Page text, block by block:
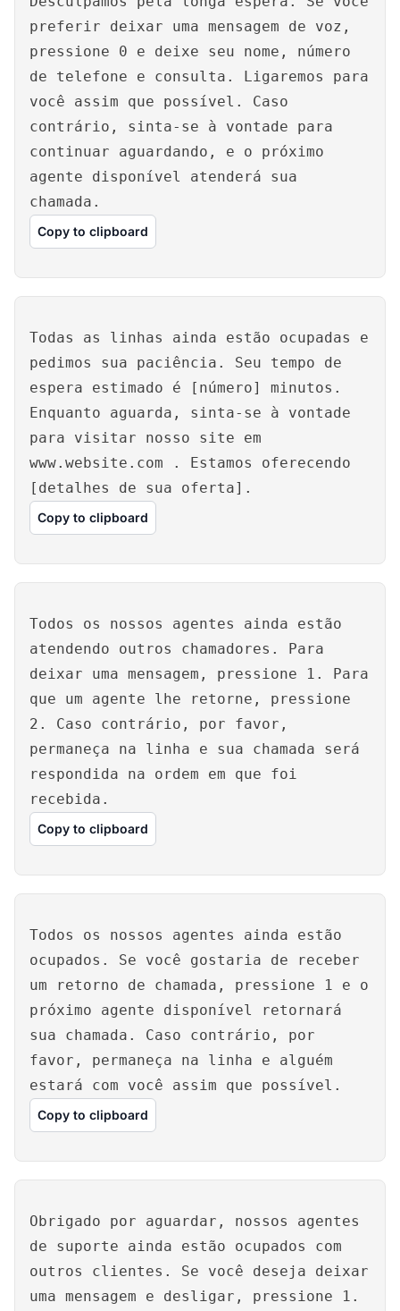
preferir deixar uma mensagem de voz,
pressione 0 e deixe seu nome, número
de telefone e consulta. Ligaremos para
você assim que possível. Caso
contrário, sinta-se à vontade para
continuar aguardando, e o próximo
agente disponível atenderá sua
chamada.
Copy to clipboard
Todas as linhas ainda estão ocupadas e
pedimos sua paciência. Seu tempo de
espera estimado é [número] minutos.
Enquanto aguarda, sinta-se à vontade
para visitar nosso site em
www.website.com . Estamos oferecendo
[detalhes de sua oferta].
Copy to clipboard
Todos os nossos agentes ainda estão
atendendo outros chamadores. Para
deixar uma mensagem, pressione 1. Para
que um agente lhe retorne, pressione
2. Caso contrário, por favor,
permaneça na linha e sua chamada será
respondida na ordem em que foi
recebida.
Copy to clipboard
Todos os nossos agentes ainda estão
ocupados. Se você gostaria de receber
um retorno de chamada, pressione 1 e o
próximo agente disponível retornará
sua chamada. Caso contrário, por
favor, permaneça na linha e alguém
estará com você assim que possível.
Copy to clipboard
Obrigado por aguardar, nossos agentes
de suporte ainda estão ocupados com
outros clientes. Se você deseja deixar
uma mensagem e desligar, pressione 1.